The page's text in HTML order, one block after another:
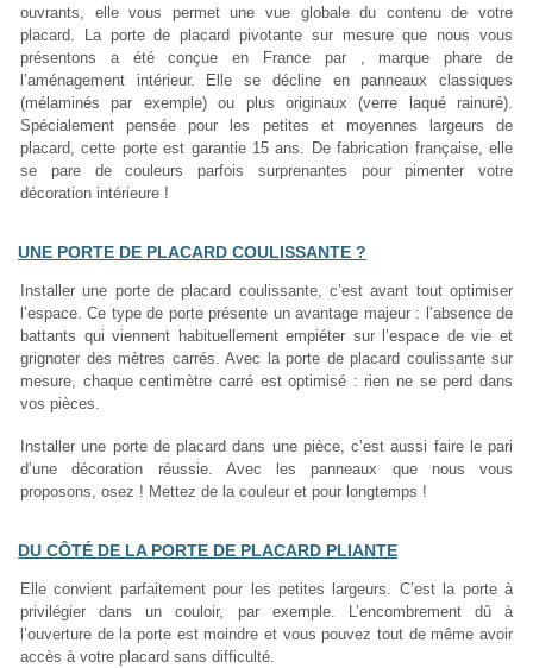
ouvrants, elle vous permet une vue globale du contenu de votre
placard. La porte de placard pivotante sur mesure que nous vous
présentons a été conçue en France par , marque phare de
l’aménagement intérieur. Elle se décline en panneaux classiques
(mélaminés par exemple) ou plus originaux (verre laqué rainuré).
Spécialement pensée pour les petites et moyennes largeurs de
placard, cette porte est garantie 15 ans. De fabrication française, elle
se pare de couleurs parfois surprenantes pour pimenter votre
décoration intérieure !
UNE PORTE DE PLACARD COULISSANTE ?
Installer une porte de placard coulissante, c’est avant tout optimiser
l’espace. Ce type de porte présente un avantage majeur : l’absence de
battants qui viennent habituellement empiéter sur l’espace de vie et
grignoter des mètres carrés. Avec la porte de placard coulissante sur
mesure, chaque centimètre carré est optimisé : rien ne se perd dans
vos pièces.
Installer une porte de placard dans une pièce, c’est aussi faire le pari
d’une décoration réussie. Avec les panneaux que nous vous
proposons, osez ! Mettez de la couleur et pour longtemps !
DU CÔTÉ DE LA PORTE DE PLACARD PLIANTE
Elle convient parfaitement pour les petites largeurs. C’est la porte à
privilégier dans un couloir, par exemple. L’encombrement dû à
l’ouverture de la porte est moindre et vous pouvez tout de même avoir
accès à votre placard sans difficulté.